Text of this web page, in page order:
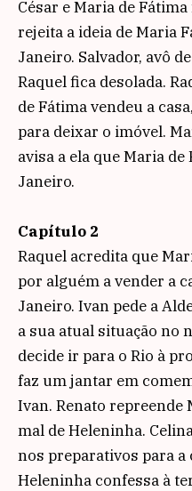
César e Maria de
rejeita a ideia de Maria
Janeiro. Salvador, avô
Raquel fica desolada.
de Fátima vendeu a
para deixar o imóvel.
avisa a ela que Maria
Janeiro.
Capítulo 2
Raquel acredita que
por alguém a vender a
Janeiro. Ivan pede a
a sua atual situação no
decide ir para o Rio à
faz um jantar em
Ivan. Renato
mal de Heleninha.
nos preparativos para a
Heleninha confessa à